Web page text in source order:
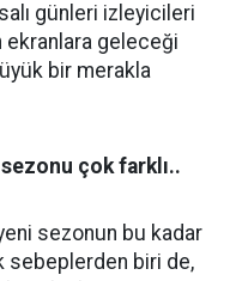
günleri izleyicileri
ekranlara geleceği
bir merakla
çok farklı..
sezonun bu kadar
sebeplerden biri de,